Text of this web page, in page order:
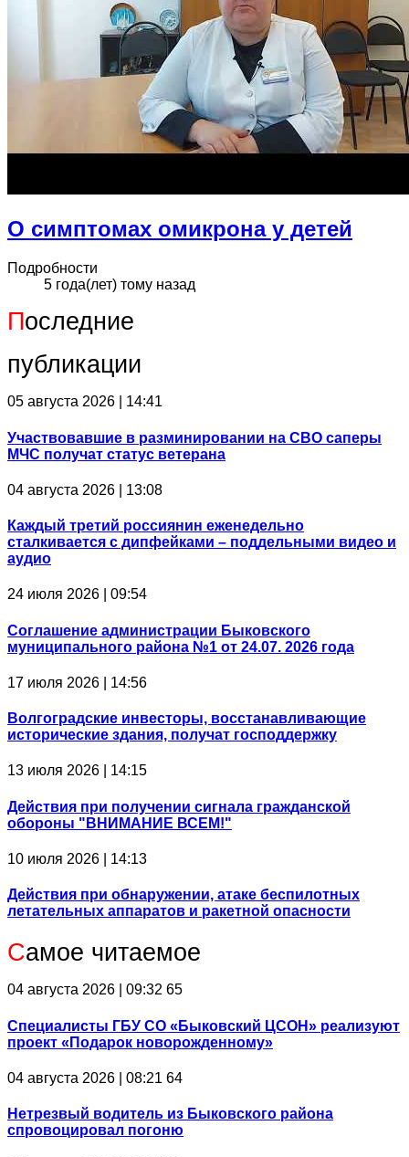
О симптомах омикрона у детей
Подробности
5 года(лет) тому назад
Последние
публикации
05 августа 2026 | 14:41
Участвовавшие в разминировании на СВО саперы
МЧС получат статус ветерана
04 августа 2026 | 13:08
Каждый третий россиянин еженедельно
сталкивается с дипфейками – поддельными видео и
аудио
24 июля 2026 | 09:54
Соглашение администрации Быковского
муниципального района №1 от 24.07. 2026 года
17 июля 2026 | 14:56
Волгоградские инвесторы, восстанавливающие
исторические здания, получат господдержку
13 июля 2026 | 14:15
Действия при получении сигнала гражданской
обороны "ВНИМАНИЕ ВСЕМ!"
10 июля 2026 | 14:13
Действия при обнаружении, атаке беспилотных
летательных аппаратов и ракетной опасности
Самое читаемое
04 августа 2026 | 09:32 65
Специалисты ГБУ СО «Быковский ЦСОН» реализуют
проект «Подарок новорожденному»
04 августа 2026 | 08:21 64
Нетрезвый водитель из Быковского района
спровоцировал погоню